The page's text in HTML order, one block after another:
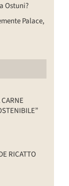
Ostuni?
Palace,
RICATTO